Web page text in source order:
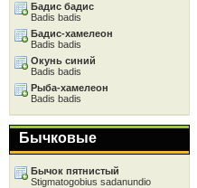
Бадис бадис
Badis badis
Бадис-хамелеон
Badis badis
Окунь синий
Badis badis
Рыба-хамелеон
Badis badis
Бычковые
Бычок пятнистый
Stigmatogobius sadanundio